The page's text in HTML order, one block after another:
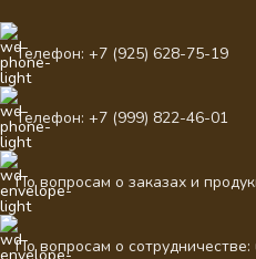
Телефон: +7 (925) 628-75-19
Телефон: +7 (999) 822-46-01
По вопросам о заказах и
По вопросам о